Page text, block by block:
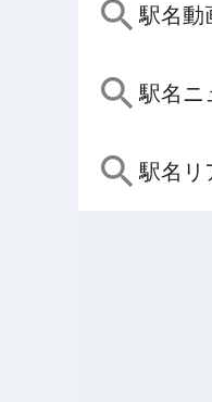
駅名動
駅名ニ
駅名リ